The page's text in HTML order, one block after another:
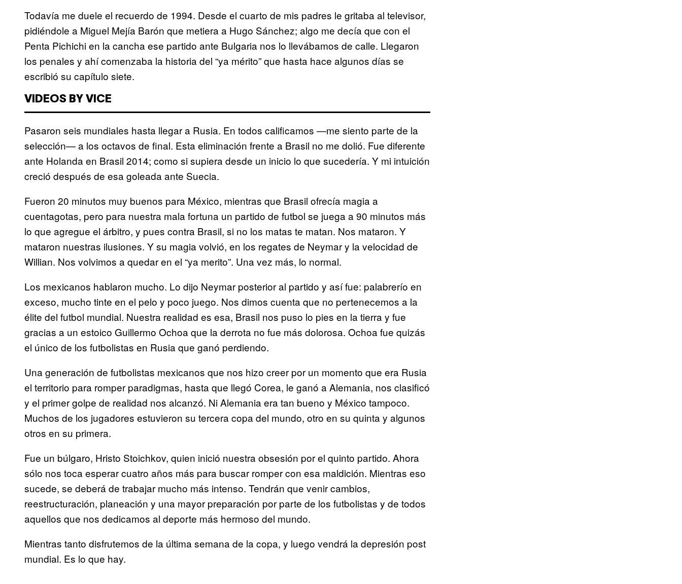
Todavía me duele el recuerdo de 1994. Desde el cuarto de mis padres le gritaba al televisor,
pidiéndole a Miguel Mejía Barón que metiera a Hugo Sánchez; algo me decía que con el
Penta Pichichi en la cancha ese partido ante Bulgaria nos lo llevábamos de calle. Llegaron
los penales y ahí comenzaba la historia del “ya mérito” que hasta hace algunos días se
escribió su capítulo siete.
VIDEOS BY VICE
Pasaron seis mundiales hasta llegar a Rusia. En todos calificamos —me siento parte de la
selección— a los octavos de final. Esta eliminación frente a Brasil no me dolió. Fue diferente
ante Holanda en Brasil 2014; como si supiera desde un inicio lo que sucedería. Y mi intuición
creció después de esa goleada ante Suecia.
Fueron 20 minutos muy buenos para México, mientras que Brasil ofrecía magia a
cuentagotas, pero para nuestra mala fortuna un partido de futbol se juega a 90 minutos más
lo que agregue el árbitro, y pues contra Brasil, si no los matas te matan. Nos mataron. Y
mataron nuestras ilusiones. Y su magia volvió, en los regates de Neymar y la velocidad de
Willian. Nos volvimos a quedar en el “ya merito”. Una vez más, lo normal.
Los mexicanos hablaron mucho. Lo dijo Neymar posterior al partido y así fue: palabrerío en
exceso, mucho tinte en el pelo y poco juego. Nos dimos cuenta que no pertenecemos a la
élite del futbol mundial. Nuestra realidad es esa, Brasil nos puso lo pies en la tierra y fue
gracias a un estoico Guillermo Ochoa que la derrota no fue más dolorosa. Ochoa fue quizás
el único de los futbolistas en Rusia que ganó perdiendo.
Una generación de futbolistas mexicanos que nos hizo creer por un momento que era Rusia
el territorio para romper paradigmas, hasta que llegó Corea, le ganó a Alemania, nos clasificó
y el primer golpe de realidad nos alcanzó. Ni Alemania era tan bueno y México tampoco.
Muchos de los jugadores estuvieron su tercera copa del mundo, otro en su quinta y algunos
otros en su primera.
Fue un búlgaro, Hristo Stoichkov, quien inició nuestra obsesión por el quinto partido. Ahora
sólo nos toca esperar cuatro años más para buscar romper con esa maldición. Mientras eso
sucede, se deberá de trabajar mucho más intenso. Tendrán que venir cambios,
reestructuración, planeación y una mayor preparación por parte de los futbolistas y de todos
aquellos que nos dedicamos al deporte más hermoso del mundo.
Mientras tanto disfrutemos de la última semana de la copa, y luego vendrá la depresión post
mundial. Es lo que hay.